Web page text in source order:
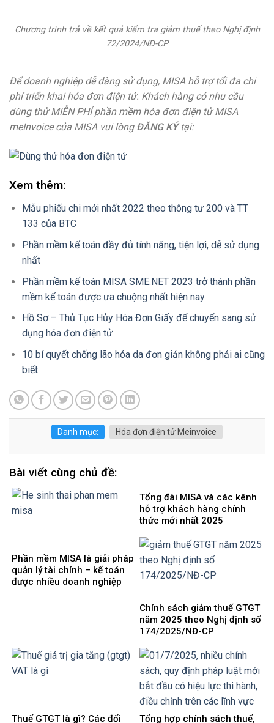
Chương trình trả về kết quả kiểm tra giảm thuế theo Nghị định
72/2024/NĐ-CP
Để doanh nghiệp dễ dàng sử dụng, MISA hỗ trợ tối đa chi
phí triển khai hóa đơn điện tử. Khách hàng có nhu cầu
dùng thử MIỄN PHÍ phần mềm hóa đơn điện tử MISA
meInvoice của MISA vui lòngĐĂNG KÝ tại:
Xem thêm:
Mẫu phiếu chi mới nhất 2022 theo thông tư 200 và TT
133 của BTC
Phần mềm kế toán đầy đủ tính năng, tiện lợi, dễ sử dụng
nhất
Phần mềm kế toán MISA SME.NET 2023 trở thành phần
mềm kế toán được ưa chuộng nhất hiện nay
Hồ Sơ – Thủ Tục Hủy Hóa Đơn Giấy để chuyển sang sử
dụng hóa đơn điện tử
10 bí quyết chống lão hóa da đơn giản không phải ai cũng
biết
Danh mục: Hóa đơn điện tử Meinvoice
Bài viết cùng chủ đề:
Phần mềm MISA là giải pháp
quản lý tài chính – kế toán
được nhiều doanh nghiệp
Tổng đài MISA và các kênh
hỗ trợ khách hàng chính
thức mới nhất 2025
Chính sách giảm thuế GTGT
năm 2025 theo Nghị định số
174/2025/NĐ-CP
Thuế GTGT là gì? Các đối Tổng hợp chính sách thuế,